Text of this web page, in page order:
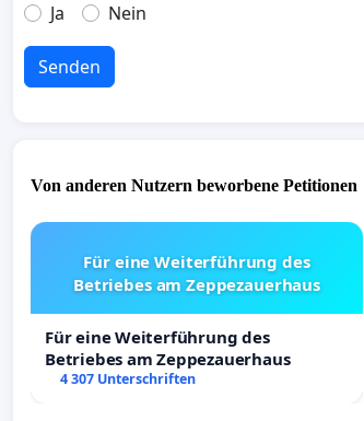
Ja
Nein
Senden
Von anderen Nutzern beworbene Petitionen
Für eine Weiterführung des
Betriebes am Zeppezauerhaus
Für eine Weiterführung des
Betriebes am Zeppezauerhaus
4 307 Unterschriften